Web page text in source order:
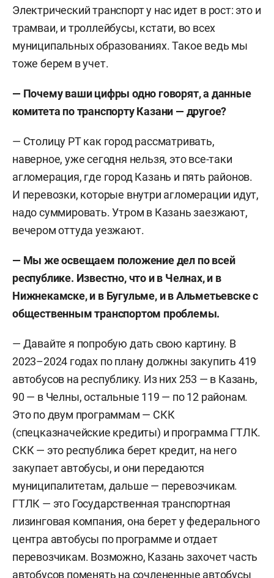
Электрический транспорт у нас идет в рост: это и
трамваи, и троллейбусы, кстати, во всех
муниципальных образованиях. Такое ведь мы
тоже берем в учет.
— Почему ваши цифры одно говорят, а данные
комитета по транспорту Казани — другое?
— Столицу РТ как город рассматривать,
наверное, уже сегодня нельзя, это все-таки
агломерация, где город Казань и пять районов.
И перевозки, которые внутри агломерации идут,
надо суммировать. Утром в Казань заезжают,
вечером оттуда уезжают.
— Мы же освещаем положение дел по всей
республике. Известно, что и в Челнах, и в
Нижнекамске, и в Бугульме, и в Альметьевске с
общественным транспортом проблемы.
— Давайте я попробую дать свою картину. В
2023–2024 годах по плану должны закупить 419
автобусов на республику. Из них 253 — в Казань,
90 — в Челны, остальные 119 — по 12 районам.
Это по двум программам — СКК
(спецказначейские кредиты) и программа ГТЛК.
СКК — это республика берет кредит, на него
закупает автобусы, и они передаются
муниципалитетам, дальше — перевозчикам.
ГТЛК — это Государственная транспортная
лизинговая компания, она берет у федерального
центра автобусы по программе и отдает
перевозчикам. Возможно, Казань захочет часть
автобусов поменять на сочлененные автобусы